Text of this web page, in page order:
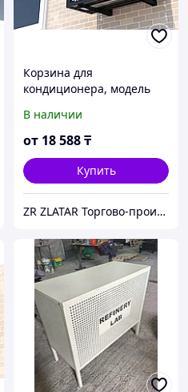
Корзина для
кондиционера, модель
В наличии
от 18 588₸
Купить
ZR ZLATAR Торгово-производственная Компания.